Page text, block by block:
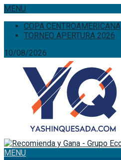
MENU
COPA CENTROAMERICANA
TORNEO APERTURA 2026
10/08/2026
MENU